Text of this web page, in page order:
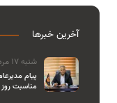
آخرین خبرها
شنبه 17 مرداد 1405 09:50
پیام
مناسبت روز